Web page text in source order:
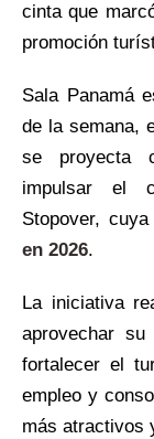
cinta que
promoción
Sala Panamá
de la semana,
se proyecta
impulsar el
Stopover,
en 2026.
La iniciativa
aprovechar su
fortalecer el
empleo y
más atractivos